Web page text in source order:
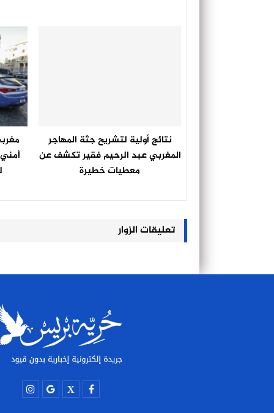
نتائج أولية لتشريح جثة المهاجر
المغربي عبد الرحيم فقير تكشف عن
معطيات خطيرة
تعليقات الزوار